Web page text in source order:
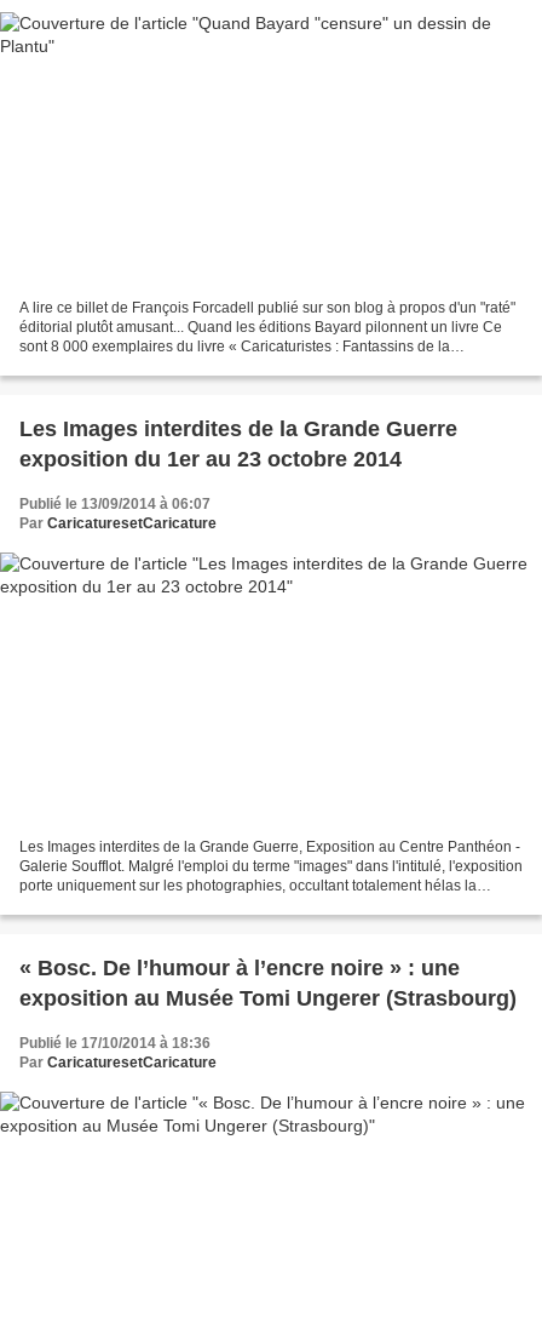
A lire ce billet de François Forcadell publié sur son blog à propos d'un "raté"
éditorial plutôt amusant... Quand les éditions Bayard pilonnent un livre Ce
sont 8 000 exemplaires du livre « Caricaturistes : Fantassins de la
Les Images interdites de la Grande Guerre
exposition du 1er au 23 octobre 2014
Publié le 13/09/2014 à 06:07
Par CaricaturesetCaricature
Les Images interdites de la Grande Guerre, Exposition au Centre Panthéon -
Galerie Soufflot. Malgré l'emploi du terme "images" dans l'intitulé, l'exposition
porte uniquement sur les photographies, occultant totalement hélas la
« Bosc. De l’humour à l’encre noire » : une
exposition au Musée Tomi Ungerer (Strasbourg)
Publié le 17/10/2014 à 18:36
Par CaricaturesetCaricature